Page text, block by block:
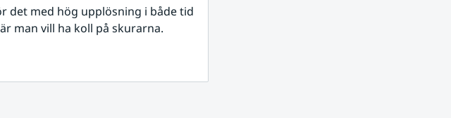
det med hög upplösning i både tid
man vill ha koll på skurarna.